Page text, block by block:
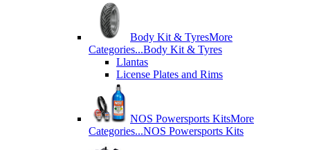
Body Kit & TyresMore
Categories...Body Kit & Tyres
Llantas
License Plates and Rims
NOS Powersports KitsMore
Categories...NOS Powersports Kits